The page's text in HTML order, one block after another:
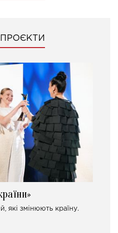
які змінюють країну.